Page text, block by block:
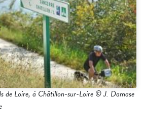
de Loire, à Châtillon-sur-Loire © J. Damase